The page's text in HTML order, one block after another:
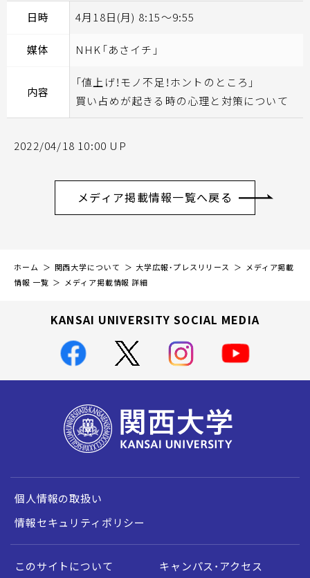
日時 4月18日(月) 8:15〜9:55
媒体 NHK「あさイチ」
内容
「値上げ！モノ不足！ホントのところ」
買い占めが起きる時の心理と対策について
2022/04/18 10:00 UP
メディア掲載情報一覧へ戻る
ホーム 関西大学について 大学広報・プレスリリース
メディア掲載
情報 一覧
メディア掲載情報 詳細
KANSAI UNIVERSITY SOCIAL MEDIA
個人情報の取扱い
情報セキュリティポリシー
このサイトについて キャンパス・アクセス